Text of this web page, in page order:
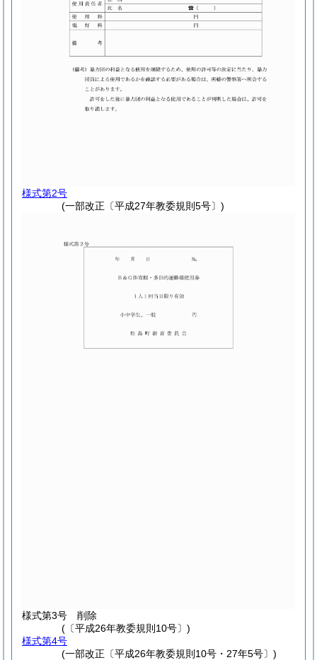
様式第2号
(一部改正〔平成27年教委規則5号〕)
様式第3号 削除
(〔平成26年教委規則10号〕)
様式第4号
(一部改正〔平成26年教委規則10号・27年5号〕)